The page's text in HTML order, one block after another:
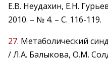
Е.В. Неудахин, Е.Н.
2010. – № 4. – С. 116-119.
27. Метаболический
/ Л.А. Балыкова, О.М.